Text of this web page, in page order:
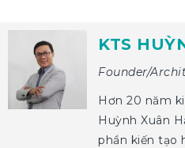
KTS
Founder/
Hơn 20 năm
Huỳnh Xuân
phần kiến tạo